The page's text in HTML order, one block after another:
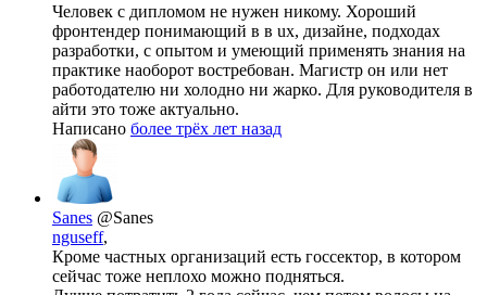
Человек с дипломом не нужен никому. Хороший
фронтендер понимающий в в ux, дизайне, подходах
разработки, с опытом и умеющий применять знания на
практике наоборот востребован. Магистр он или нет
работодателю ни холодно ни жарко. Для руководителя в
айти это тоже актуально.
Написано более трёх лет назад
Sanes @Sanes
nguseff,
Кроме частных организаций есть госсектор, в котором
сейчас тоже неплохо можно подняться.